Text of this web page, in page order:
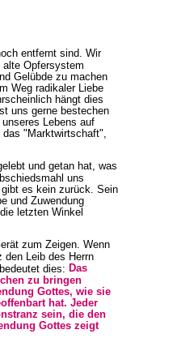
entfernt sind. Wir
Opfersystem
Gelübde zu machen
Weg radikaler Liebe
hängt dies
uns gerne bestechen
Lebens auf
"Marktwirtschaft",
und getan hat, was
uns
es kein zurück. Sein
und Zuwendung
letzten Winkel
zum Zeigen. Wenn
den Leib des Herrn
dies: Das
zu bringen
Gottes, wie sie
hat. Jeder
sein, die den
Gottes zeigt